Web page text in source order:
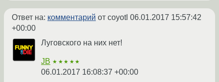
Ответ на: комментарий от coyotl 06.01.2017 15:57:42
+00:00
Луговского на них нет!
JB ★★★★★
06.01.2017 16:08:37 +00:00